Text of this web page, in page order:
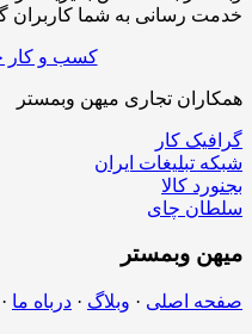
خدمت رسانی به شما کاربران
کسب و کار
همکاران تجاری میهن وبمستر
گرافیک کار
شبکه تبلیغات ایران
بجنورد کالا
سلطان چای
میهن وبمستر
صفحه اصلی · وبلاگ · درباه ما ·